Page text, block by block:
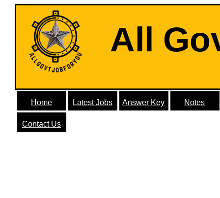
All
Home Latest Jobs Answer Key Notes
Contact Us